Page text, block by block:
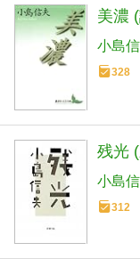
美濃
小島
328
残光
小島
312